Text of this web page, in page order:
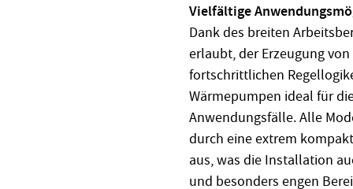
Vielfältige
Dank des breiten
erlaubt, der Erzeugung von
fortschrittlichen
Wärmepumpen ideal für
Anwendungsfälle. Alle
durch eine extrem
aus, was die Installation
und besonders engen